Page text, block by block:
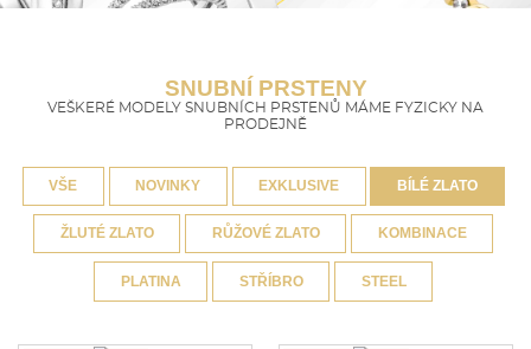
SNUBNÍ PRSTENY
VEŠKERÉ MODELY SNUBNÍCH PRSTENŮ MÁME FYZICKY NA
PRODEJNĚ
VŠE NOVINKY EXKLUSIVE BÍLÉ ZLATO
ŽLUTÉ ZLATO RŮŽOVÉ ZLATO KOMBINACE
PLATINA STŘÍBRO STEEL